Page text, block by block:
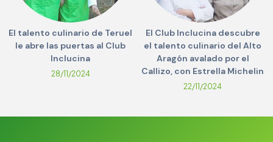
El talento culinario de Teruel
le abre las puertas al Club
Inclucina
28/11/2024
El Club Inclucina descubre
el talento culinario del Alto
Aragón avalado por el
Callizo, con Estrella Michelin
22/11/2024